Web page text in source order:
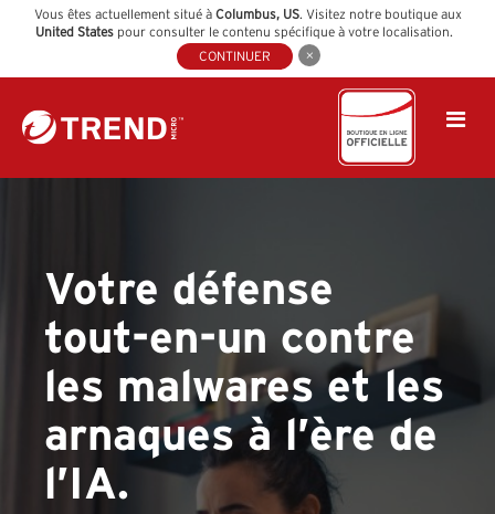
Vous êtes actuellement situé à Columbus, US. Visitez notre boutique aux
United States pour consulter le contenu spécifique à votre localisation.
CONTINUER
Votre défense
tout-en-un contre
les malwares et les
arnaques à l’ère de
l’IA.